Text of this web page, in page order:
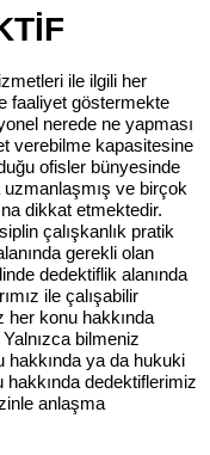
ile ilgili her
faaliyet göstermekte
nerede ne yapması
verebilme kapasitesine
ofisler bünyesinde
uzmanlaşmış ve birçok
dikkat etmektedir.
çalışkanlık pratik
gerekli olan
dedektiflik alanında
ile çalışabilir
her konu hakkında
bilmeniz
hakkında ya da hukuki
hakkında dedektiflerimiz
anlaşma